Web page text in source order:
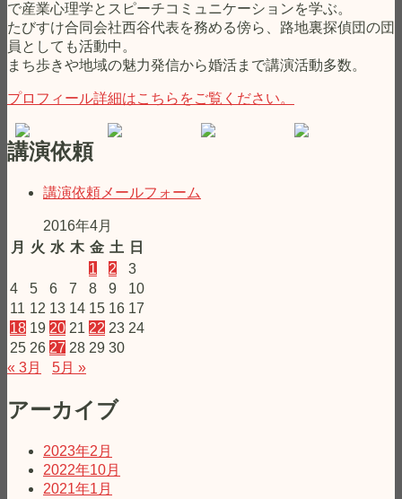
で産業心理学とスピーチコミュニケーションを学ぶ。
たびすけ合同会社西谷代表を務める傍ら、路地裏探偵団の団
員としても活動中。
まち歩きや地域の魅力発信から婚活まで講演活動多数。
プロフィール詳細はこちらをご覧ください。
講演依頼
講演依頼メールフォーム
2016年4月
月
火 水 木 金 土
日
1
2
3
4
5 6 7 8 9
10
11 12 13 14 15 16 17
18 19 20 21 22 23 24
25 26 27 28 29 30
« 3月
5月 »
アーカイブ
2023年2月
2022年10月
2021年1月